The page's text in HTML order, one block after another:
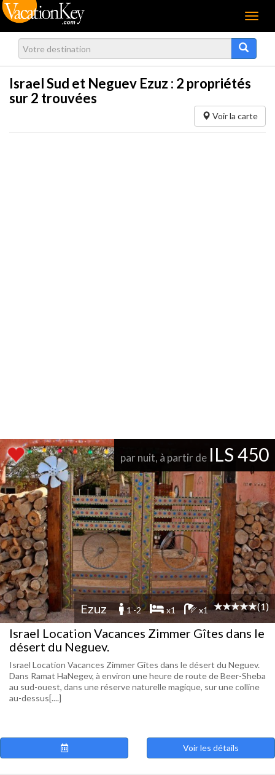
Menu
Israel Sud et Neguev Ezuz : 2 propriétés
sur 2 trouvées
Voir la carte
par nuit, à partir de ILS 450
Ezuz 1 -2 x1 x1 (1)
Israel Location Vacances Zimmer Gîtes dans le
désert du Neguev.
Israel Location Vacances Zimmer Gîtes dans le désert du Neguev.
Dans Ramat HaNegev, à environ une heure de route de Beer-Sheba
au sud-ouest, dans une réserve naturelle magique, sur une colline
au-dessus[....]
Voir les détails